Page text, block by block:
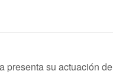
presenta su actuación de